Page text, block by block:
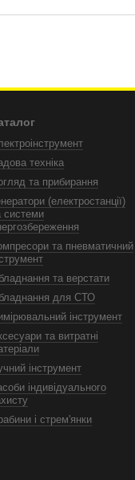
техніка
та прибирання
(електростанції)
системи
та пневматичний
та верстати
для СТО
інструмент
та витратні
інструмент
індивідуального
і стрем'янки